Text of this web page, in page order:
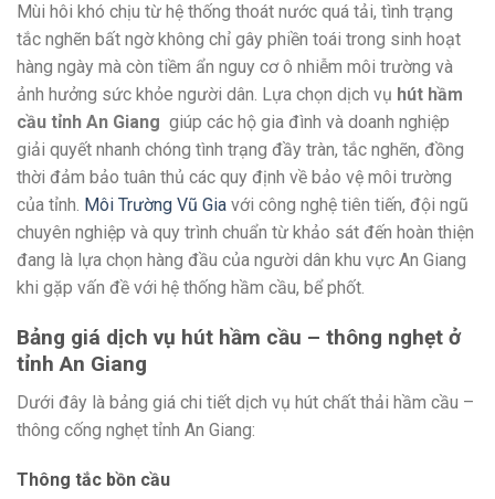
Mùi hôi khó chịu từ hệ thống thoát nước quá tải, tình trạng
tắc nghẽn bất ngờ không chỉ gây phiền toái trong sinh hoạt
hàng ngày mà còn tiềm ẩn nguy cơ ô nhiễm môi trường và
ảnh hưởng sức khỏe người dân. Lựa chọn dịch vụ hút hầm
cầu tỉnh An Giang giúp các hộ gia đình và doanh nghiệp
giải quyết nhanh chóng tình trạng đầy tràn, tắc nghẽn, đồng
thời đảm bảo tuân thủ các quy định về bảo vệ môi trường
của tỉnh. Môi Trường Vũ Gia với công nghệ tiên tiến, đội ngũ
chuyên nghiệp và quy trình chuẩn từ khảo sát đến hoàn thiện
đang là lựa chọn hàng đầu của người dân khu vực An Giang
khi gặp vấn đề với hệ thống hầm cầu, bể phốt.
Bảng giá dịch vụ hút hầm cầu – thông nghẹt ở
tỉnh An Giang
Dưới đây là bảng giá chi tiết dịch vụ hút chất thải hầm cầu –
thông cống nghẹt tỉnh An Giang:
Thông tắc bồn cầu